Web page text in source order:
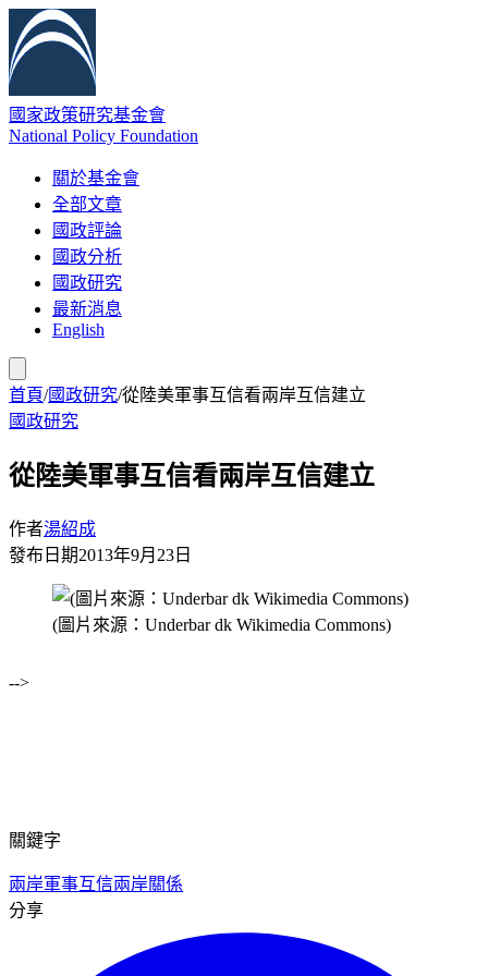
國家政策研究基金會
National Policy Foundation
關於基金會
全部文章
國政評論
國政分析
國政研究
最新消息
English
首頁/國政研究/從陸美軍事互信看兩岸互信建立
國政研究
從陸美軍事互信看兩岸互信建立
作者湯紹成
發布日期2013年9月23日
(圖片來源：Underbar dk Wikimedia Commons)
-->
關鍵字
兩岸軍事互信兩岸關係
分享